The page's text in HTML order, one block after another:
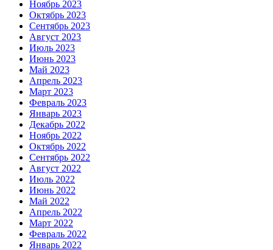
Ноябрь 2023
Октябрь 2023
Сентябрь 2023
Август 2023
Июль 2023
Июнь 2023
Май 2023
Апрель 2023
Март 2023
Февраль 2023
Январь 2023
Декабрь 2022
Ноябрь 2022
Октябрь 2022
Сентябрь 2022
Август 2022
Июль 2022
Июнь 2022
Май 2022
Апрель 2022
Март 2022
Февраль 2022
Январь 2022